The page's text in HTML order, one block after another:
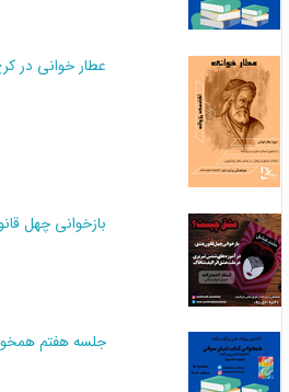
عطار خوانی در
بازخوانی چهل
جلسه هفتم